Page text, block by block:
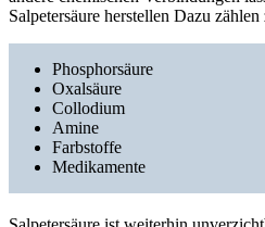
Salpetersäure herstellen Dazu
Phosphorsäure
Oxalsäure
Collodium
Amine
Farbstoffe
Medikamente